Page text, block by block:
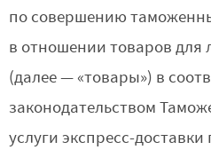
по совершению
в отношении товаров для
(далее — «товары») в
законодательством
услуги экспресс-